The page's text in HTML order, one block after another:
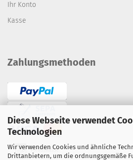
Diese Webseite verwendet
Technologien
Wir verwenden Cookies und ähnliche
Drittanbietern, um die ordnungsgemäße
Ihr Konto
Kasse
Zahlungsmethoden